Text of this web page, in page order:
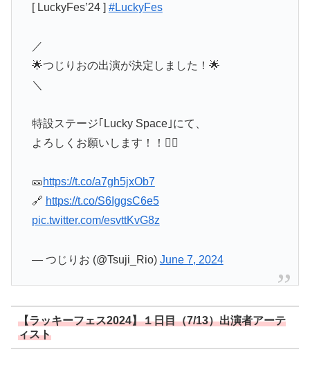
[ LuckyFes’24 ] #LuckyFes
／
🌟つじりおの出演が決定しました！🌟
＼
特設ステージ｢Lucky Space｣にて、
よろしくお願いします！！❤️‍🔥
🎫 https://t.co/a7gh5jxOb7
🔗 https://t.co/S6IggsC6e5
pic.twitter.com/esvttKvG8z
— つじりお (@Tsuji_Rio) June 7, 2024
【ラッキーフェス2024】１日目（7/13）出演者アーテ
ィスト